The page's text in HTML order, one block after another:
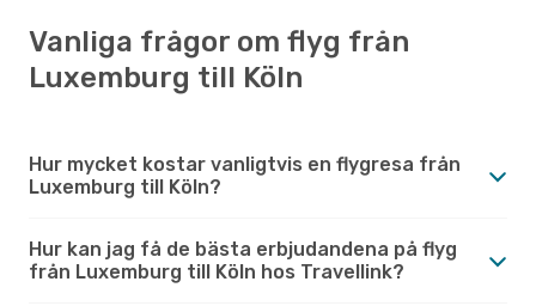
Vanliga frågor om flyg från
Luxemburg till Köln
Hur mycket kostar vanligtvis en flygresa från
Luxemburg till Köln?
Hur kan jag få de bästa erbjudandena på flyg
från Luxemburg till Köln hos Travellink?